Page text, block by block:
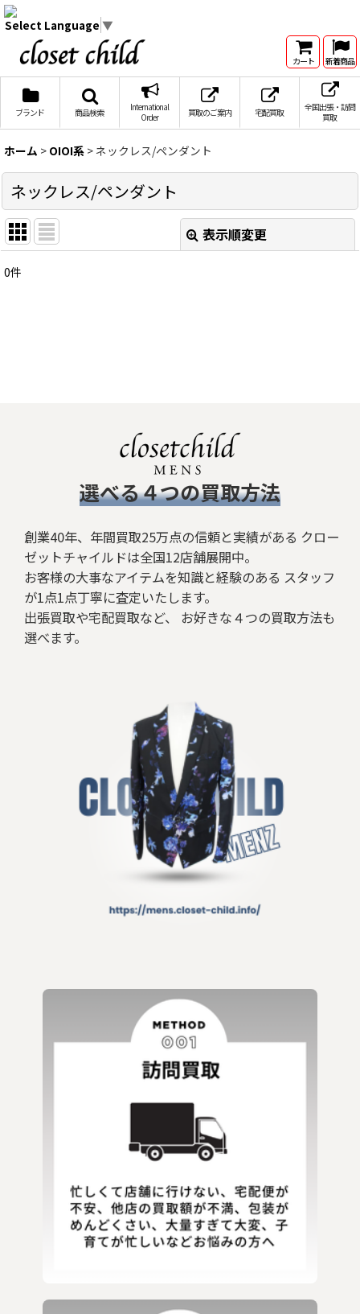
Select Language ▼
カート 新着商品
ブランド 商品検索
International
Order
買取のご案内 宅配買取
全国出張・訪問
買取
ホーム > OIOI系 > ネックレス/ペンダント
ネックレス/ペンダント
表示順変更
表示数
0件
​選べる４つの買取方法
創業40年、年間買取25万点の信頼と実績がある クロー
ゼットチャイルドは全国12店舗展開中。
お客様の大事なアイテムを知識と経験のある スタッフ
が1点1点丁寧に査定いたします。
出張買取や宅配買取など、 お好きな４つの買取方法も
選べます。